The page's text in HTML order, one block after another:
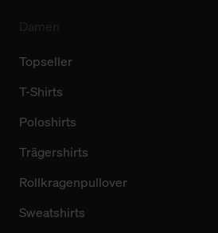
Topseller
T-Shirts
Poloshirts
Trägershirts
Rollkragenpullover
Sweatshirts